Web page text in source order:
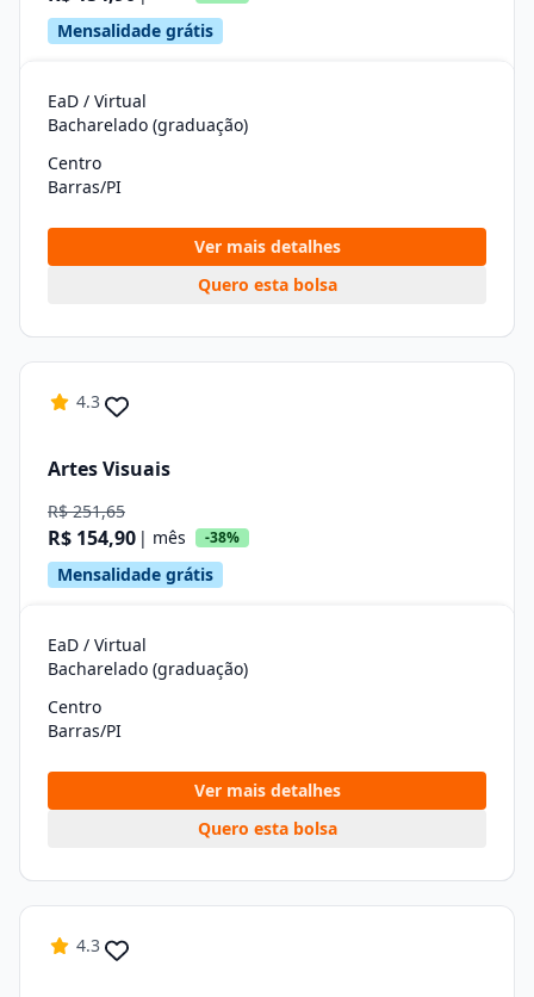
Mensalidade grátis
EaD / Virtual
Bacharelado (graduação)
Centro
Barras/PI
Ver mais detalhes
Quero esta bolsa
4.3
Artes Visuais
R$ 251,65
R$ 154,90 | mês -38%
Mensalidade grátis
EaD / Virtual
Bacharelado (graduação)
Centro
Barras/PI
Ver mais detalhes
Quero esta bolsa
4.3